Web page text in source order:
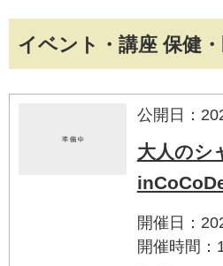
イベント・講座 保健
公開日：
大人の
開催日：
開催時間：